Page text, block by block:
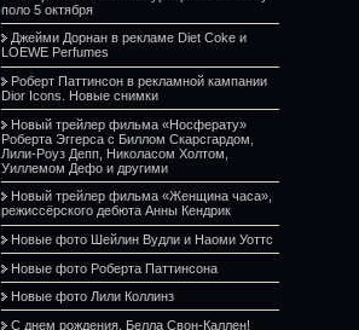
поло 5 октября
Джейми Дорнан в рекламе Diet Coke и
LOEWE Perfumes
Роберт Паттинсон в рекламной кампании
Dior Icons. Новые снимки
Новый трейлер фильма «Носферату»
Роберта Эггерса с Биллом Скарсгардом,
Лили-Роуз Депп, Николасом Холтом,
Уиллемом Дефо и другими
Новый трейлер фильма «Женщина часа»,
режиссёрского дебюта Анны Кендрик
Новые фото Шейлин Вудли и Наоми Уоттс
Новые фото Роберта Паттинсона
Новые фото Лили Коллинз
С днем рождения, Белла Свон-Каллен!